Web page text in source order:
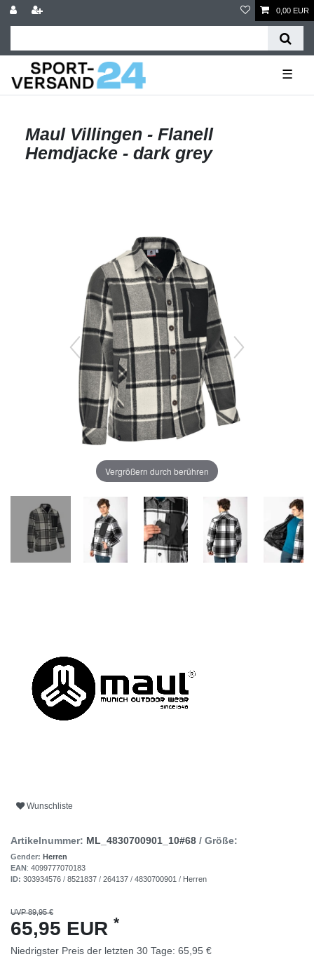
0,00 EUR
☰
Maul Villingen - Flanell
Hemdjacke - dark grey
Vergrößern durch berühren
Wunschliste
Artikelnummer: ML_4830700901_10#68 / Größe:
Gender: Herren
EAN: 4099777070183
ID: 303934576 / 8521837 / 264137 / 4830700901 / Herren
UVP 89,95 €
65,95 EUR *
Niedrigster Preis der letzten 30 Tage: 65,95 €